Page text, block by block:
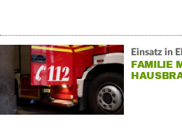
Einsatz in
FAMILIE